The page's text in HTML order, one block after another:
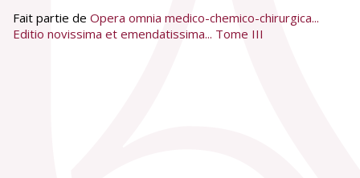
Fait partie de Opera omnia medico-chemico-chirurgica...
Editio novissima et emendatissima... Tome III